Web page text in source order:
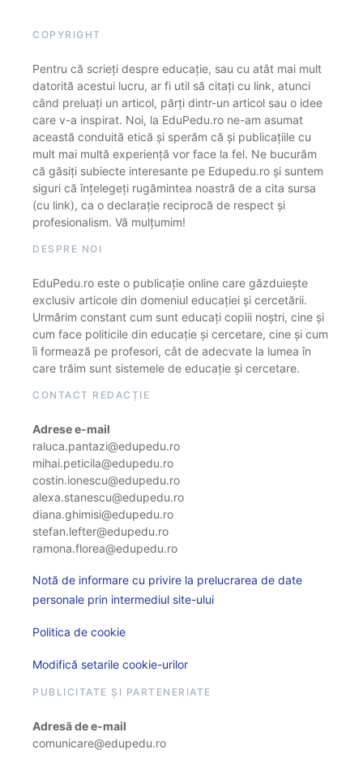
COPYRIGHT
Pentru că scrieți despre educație, sau cu atât mai mult
datorită acestui lucru, ar fi util să citați cu link, atunci
când preluați un articol, părți dintr-un articol sau o idee
care v-a inspirat. Noi, la EduPedu.ro ne-am asumat
această conduită etică și sperăm că și publicațiile cu
mult mai multă experiență vor face la fel. Ne bucurăm
că găsiți subiecte interesante pe Edupedu.ro și suntem
siguri că înțelegeți rugămintea noastră de a cita sursa
(cu link), ca o declarație reciprocă de respect și
profesionalism. Vă mulțumim!
DESPRE NOI
EduPedu.ro este o publicație online care găzduiește
exclusiv articole din domeniul educației și cercetării.
Urmărim constant cum sunt educați copiii noștri, cine și
cum face politicile din educație și cercetare, cine și cum
îi formează pe profesori, cât de adecvate la lumea în
care trăim sunt sistemele de educație și cercetare.
CONTACT REDACȚIE
Adrese e-mail
raluca.pantazi@edupedu.ro
mihai.peticila@edupedu.ro
costin.ionescu@edupedu.ro
alexa.stanescu@edupedu.ro
diana.ghimisi@edupedu.ro
stefan.lefter@edupedu.ro
ramona.florea@edupedu.ro
Notă de informare cu privire la prelucrarea de date
personale prin intermediul site-ului
Politica de cookie
Modifică setarile cookie-urilor
PUBLICITATE ȘI PARTENERIATE
Adresă de e-mail
comunicare@edupedu.ro